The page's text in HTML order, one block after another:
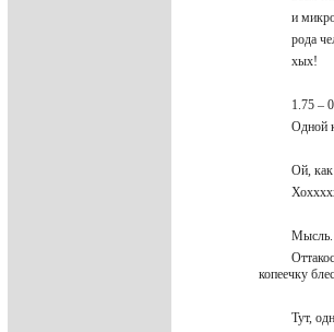
и
рода
хых!
1.75 –
Одной
Ой,
Мысль.
копеечку
Тут,